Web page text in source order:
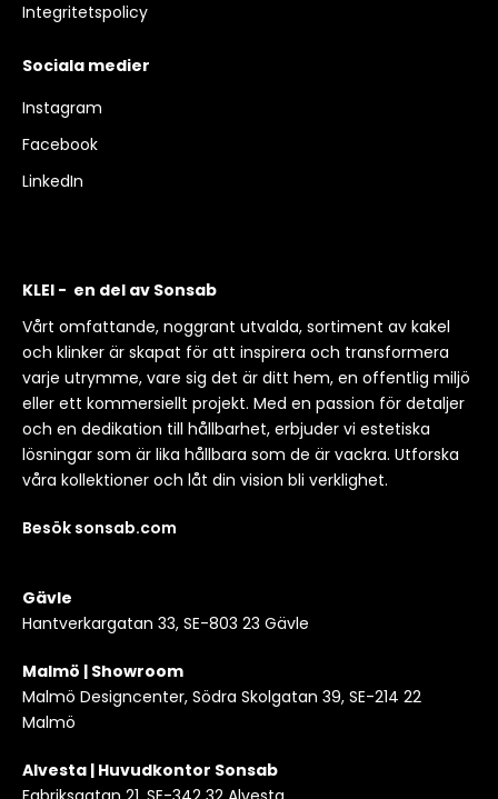
Integritetspolicy
Sociala medier
Instagram
Facebook
LinkedIn
KLEI - en del av Sonsab
Vårt omfattande, noggrant utvalda, sortiment av kakel
och klinker är skapat för att inspirera och transformera
varje utrymme, vare sig det är ditt hem, en offentlig miljö
eller ett kommersiellt projekt. Med en passion för detaljer
och en dedikation till hållbarhet, erbjuder vi estetiska
lösningar som är lika hållbara som de är vackra. Utforska
våra kollektioner och låt din vision bli verklighet.
Besök sonsab.com
Gävle
Hantverkargatan 33, SE-803 23 Gävle
Malmö | Showroom
Malmö Designcenter, Södra Skolgatan 39, SE-214 22
Malmö
Alvesta | Huvudkontor Sonsab